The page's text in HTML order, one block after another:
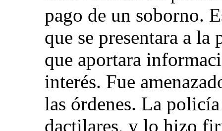
pago de un soborno.
que se presentara a
que aportara
interés. Fue
las órdenes. La
dactilares, y lo hizo